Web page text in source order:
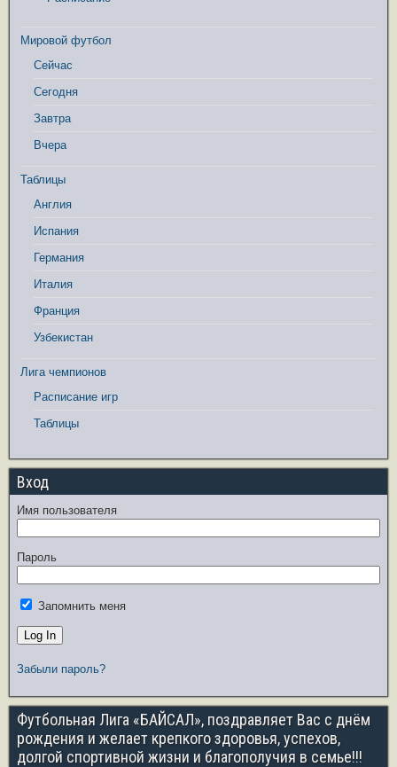
Мировой футбол
Сейчас
Сегодня
Завтра
Вчера
Таблицы
Англия
Испания
Германия
Италия
Франция
Узбекистан
Лига чемпионов
Расписание игр
Таблицы
Вход
Имя пользователя
Пароль
Запомнить меня
Забыли пароль?
Футбольная Лига «БАЙСАЛ», поздравляет Вас с днём
рождения и желает крепкого здоровья, успехов,
долгой спортивной жизни и благополучия в семье!!!